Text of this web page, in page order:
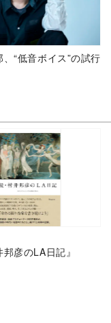
“低音ボイス”の試行
邦彦のLA日記』